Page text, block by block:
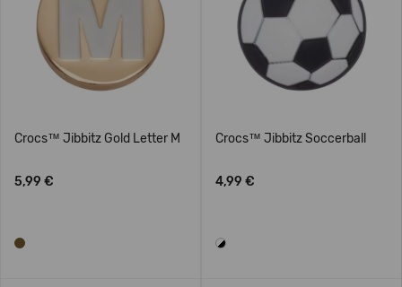
Crocs™ Jibbitz Gold Letter M
5,99 €
Crocs™ Jibbitz Soccerball
4,99 €